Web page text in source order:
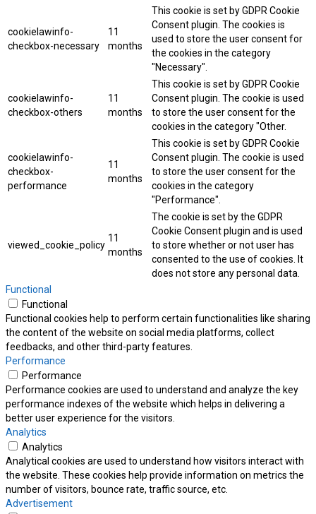
cookielawinfo-
checkbox-necessary
11
months
This cookie is set by GDPR Cookie
Consent plugin. The cookies is
used to store the user consent for
the cookies in the category
"Necessary".
cookielawinfo-
checkbox-others
11
months
This cookie is set by GDPR Cookie
Consent plugin. The cookie is used
to store the user consent for the
cookies in the category "Other.
cookielawinfo-
checkbox-
performance
11
months
This cookie is set by GDPR Cookie
Consent plugin. The cookie is used
to store the user consent for the
cookies in the category
"Performance".
viewed_cookie_policy
11
months
The cookie is set by the GDPR
Cookie Consent plugin and is used
to store whether or not user has
consented to the use of cookies. It
does not store any personal data.
Functional
Functional
Functional cookies help to perform certain functionalities like sharing
the content of the website on social media platforms, collect
feedbacks, and other third-party features.
Performance
Performance
Performance cookies are used to understand and analyze the key
performance indexes of the website which helps in delivering a
better user experience for the visitors.
Analytics
Analytics
Analytical cookies are used to understand how visitors interact with
the website. These cookies help provide information on metrics the
number of visitors, bounce rate, traffic source, etc.
Advertisement